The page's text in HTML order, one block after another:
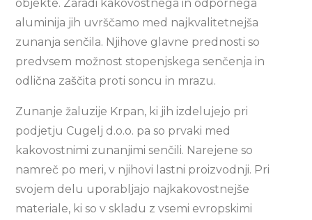
objekte. Zaradi kakovostnega in odpornega
aluminija jih uvrščamo med najkvalitetnejša
zunanja senčila. Njihove glavne prednosti so
predvsem možnost stopenjskega senčenja in
odlična zaščita proti soncu in mrazu.
Zunanje žaluzije Krpan, ki jih izdelujejo pri
podjetju Cugelj d.o.o. pa so prvaki med
kakovostnimi zunanjimi senčili. Narejene so
namreč po meri, v njihovi lastni proizvodnji. Pri
svojem delu uporabljajo najkakovostnejše
materiale, ki so v skladu z vsemi evropskimi